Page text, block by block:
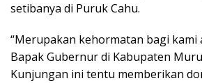
setibanya di Puruk Cahu.
“Merupakan kehormatan bagi kami
Bapak Gubernur di Kabupaten
Kunjungan ini tentu memberikan